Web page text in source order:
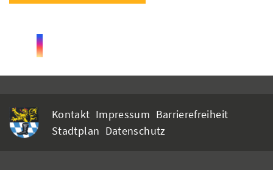
Kontakt Impressum Barrierefreiheit
Stadtplan Datenschutz